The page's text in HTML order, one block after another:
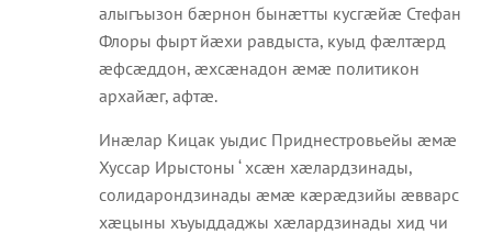
алыгъызон бæрнон бынæтты кусгæйæ Стефан
Флоры фырт йæхи равдыста, куыд фæлтæрд
æфсæддон, æхсæнадон æмæ политикон
архайæг, афтæ.
Инæлар Кицак уыдис Приднестровьейы æмæ
Хуссар Ирыстоны ‘ хсæн хæлардзинады,
солидарондзинады æмæ кæрæдзийы æвварс
хæцыны хъуыддаджы хæлардзинады хид чи